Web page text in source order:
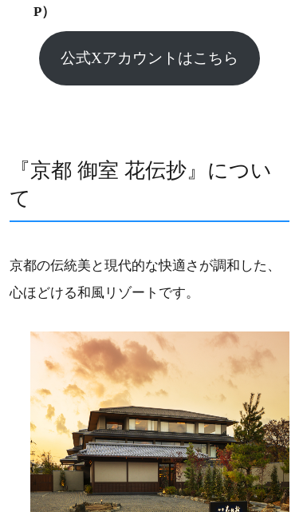
P）
公式Xアカウントはこちら
『京都 御室 花伝抄』につい
て
京都の伝統美と現代的な快適さが調和した、
心ほどける和風リゾートです。